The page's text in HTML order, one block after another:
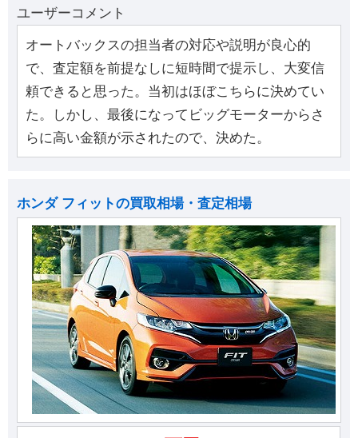
ユーザーコメント
オートバックスの担当者の対応や説明が良心的
で、査定額を前提なしに短時間で提示し、大変信
頼できると思った。当初はほぼこちらに決めてい
た。しかし、最後になってビッグモーターからさ
らに高い金額が示されたので、決めた。
ホンダ フィットの買取相場・査定相場